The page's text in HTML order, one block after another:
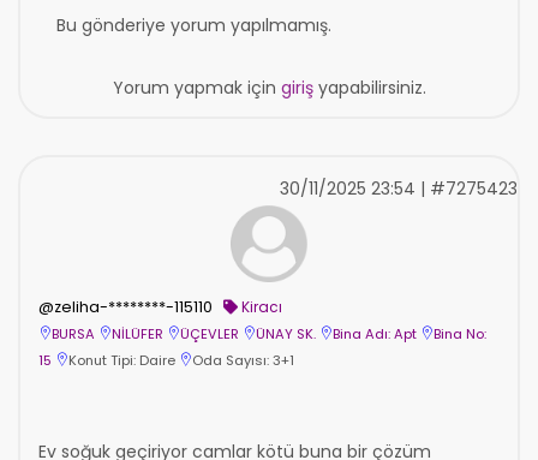
Bu gönderiye yorum yapılmamış.
Yorum yapmak için girişyapabilirsiniz.
@zeliha-********-115110 Kiracı
BURSA NİLÜFER ÜÇEVLER ÜNAY SK. Bina Adı: Apt
Bina No:
15
Konut Tipi: Daire Oda Sayısı: 3+1
30/11/2025 23:54 | #7275423
Ev soğuk geçiriyor camlar kötü buna bir çözüm